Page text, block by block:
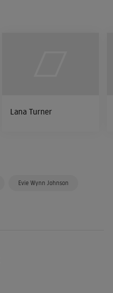
Lana Turner
Evie Wynn Johnson